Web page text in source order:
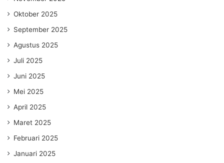
Oktober 2025
September 2025
Agustus 2025
Juli 2025
Juni 2025
Mei 2025
April 2025
Maret 2025
Februari 2025
Januari 2025